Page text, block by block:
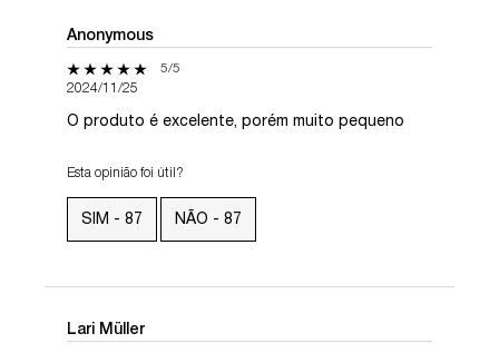
Anonymous
5 out of 5 stars. 5/5
2024/11/25
O produto é excelente, porém muito pequeno
Esta opinião foi útil?
SIM - 87 NÃO - 87
Lari Müller